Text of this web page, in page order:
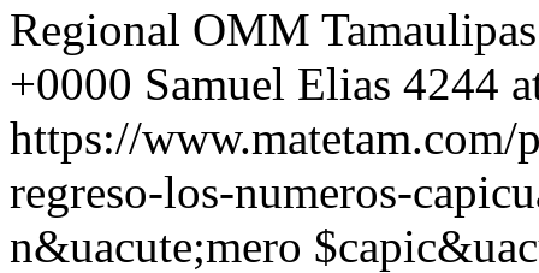
Regional OMM
+0000 Samuel Elias 4244
https://
regreso-los-numeros-
n&uacute;mero